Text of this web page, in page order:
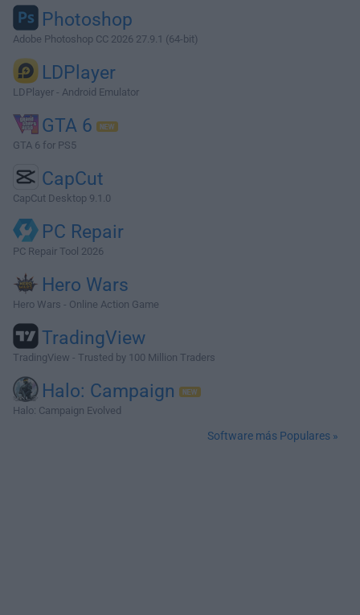
Photoshop
Adobe Photoshop CC 2026 27.9.1 (64-bit)
LDPlayer
LDPlayer - Android Emulator
GTA 6
GTA 6 for PS5
CapCut
CapCut Desktop 9.1.0
PC Repair
PC Repair Tool 2026
Hero Wars
Hero Wars - Online Action Game
TradingView
TradingView - Trusted by 100 Million Traders
Halo: Campaign
Halo: Campaign Evolved
Software más Populares »